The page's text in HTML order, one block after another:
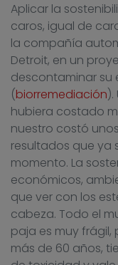
Aplicar la
caros, igual de
la compañía
Detroit, en un
descontaminar
(biorremediación
hubiera costado
nuestro costó
resultados que ya
momento. La
económicos,
que ver con los
cabeza. Todo el
paja es muy
más de 60 años,